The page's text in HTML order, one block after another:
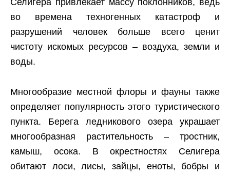
Селигера привлекает массу поклонников, ведь
во времена техногенных катастроф и
разрушений человек больше всего ценит
чистоту искомых ресурсов – воздуха, земли и
воды.
Многообразие местной флоры и фауны также
определяет популярность этого туристического
пункта. Берега ледникового озера украшает
многообразная растительность – тростник,
камыш, осока. В окрестностях Селигера
обитают лоси, лисы, зайцы, еноты, бобры и